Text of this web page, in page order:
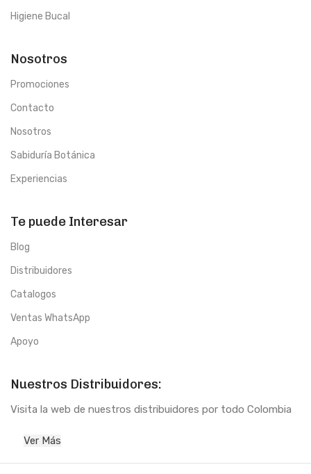
Higiene Bucal
Nosotros
Promociones
Contacto
Nosotros
Sabiduría Botánica
Experiencias
Te puede Interesar
Blog
Distribuidores
Catalogos
Ventas WhatsApp
Apoyo
Nuestros Distribuidores:
Visita la web de nuestros distribuidores por todo Colombia
Ver Más